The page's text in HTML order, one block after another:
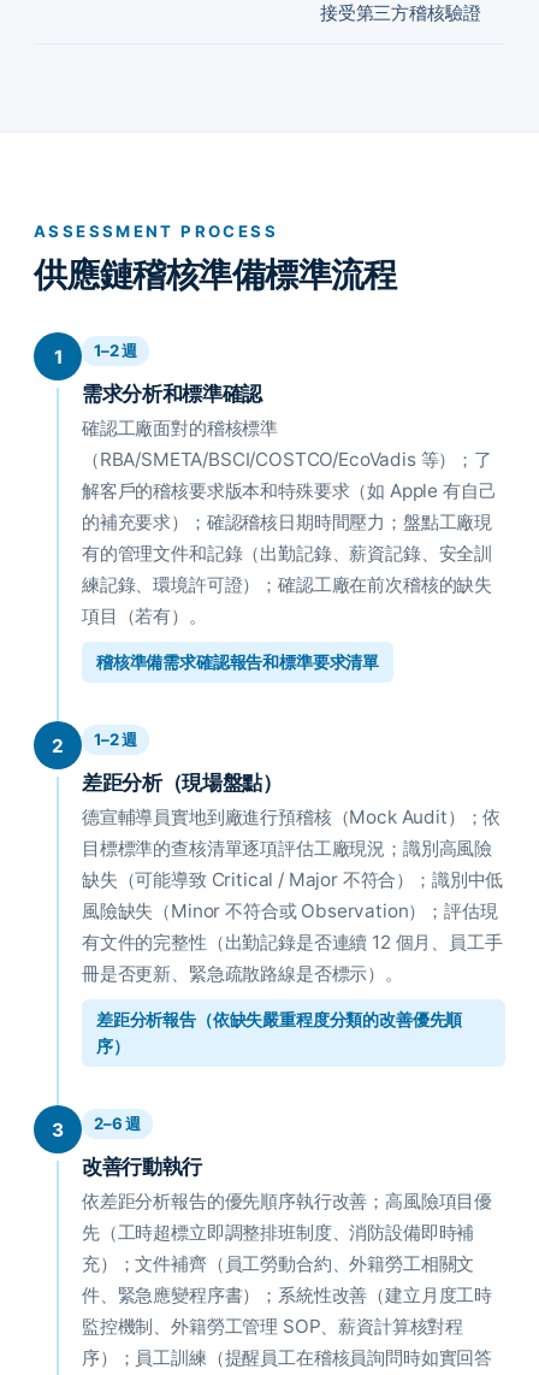
接受第三方稽核驗證
ASSESSMENT PROCESS
供應鏈稽核準備標準流程
1 1–2 週
需求分析和標準確認
確認工廠面對的稽核標準
（RBA/SMETA/BSCI/COSTCO/EcoVadis 等）；了
解客戶的稽核要求版本和特殊要求（如 Apple 有自己
的補充要求）；確認稽核日期時間壓力；盤點工廠現
有的管理文件和記錄（出勤記錄、薪資記錄、安全訓
練記錄、環境許可證）；確認工廠在前次稽核的缺失
項目（若有）。
稽核準備需求確認報告和標準要求清單
2 1–2 週
差距分析（現場盤點）
德宣輔導員實地到廠進行預稽核（Mock Audit）；依
目標標準的查核清單逐項評估工廠現況；識別高風險
缺失（可能導致 Critical / Major 不符合）；識別中低
風險缺失（Minor 不符合或 Observation）；評估現
有文件的完整性（出勤記錄是否連續 12 個月、員工手
冊是否更新、緊急疏散路線是否標示）。
差距分析報告（依缺失嚴重程度分類的改善優先順
序）
3 2–6 週
改善行動執行
依差距分析報告的優先順序執行改善；高風險項目優
先（工時超標立即調整排班制度、消防設備即時補
充）；文件補齊（員工勞動合約、外籍勞工相關文
件、緊急應變程序書）；系統性改善（建立月度工時
監控機制、外籍勞工管理 SOP、薪資計算核對程
序）；員工訓練（提醒員工在稽核員詢問時如實回答